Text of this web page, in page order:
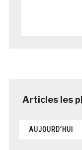
AUJOURD’HUI